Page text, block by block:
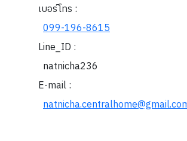
เบอร์โทร :
099-196-8615
Line_ID :
natnicha236
E-mail :